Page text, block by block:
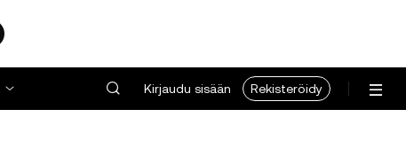
Kirjaudu sisään Rekisteröidy